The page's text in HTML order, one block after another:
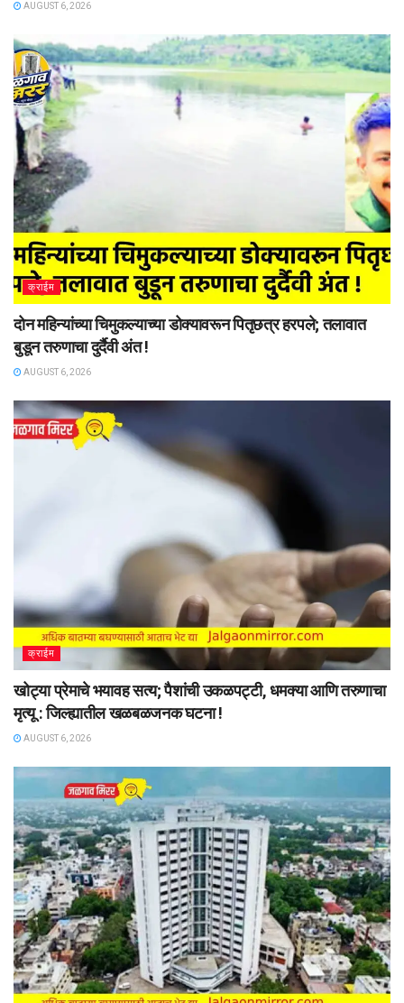
AUGUST 6, 2026
क्राईम
दोन महिन्यांच्या चिमुकल्याच्या डोक्यावरून पितृछत्र हरपले; तलावात
बुडून तरुणाचा दुर्दैवी अंत !
AUGUST 6, 2026
क्राईम
खोट्या प्रेमाचे भयावह सत्य; पैशांची उकळपट्टी, धमक्या आणि तरुणाचा
मृत्यू : जिल्ह्यातील खळबळजनक घटना !
AUGUST 6, 2026